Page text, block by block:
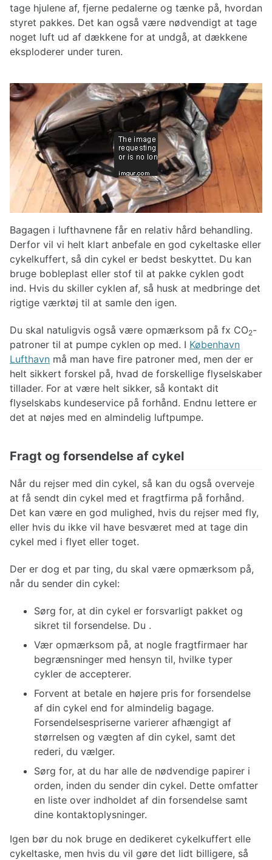
tage hjulene af, fjerne pedalerne og tænke på, hvordan
styret pakkes. Det kan også være nødvendigt at tage
noget luft ud af dækkene for at undgå, at dækkene
eksploderer under turen.
Bagagen i lufthavnene får en relativ hård behandling.
Derfor vil vi helt klart anbefale en god cykeltaske eller
cykelkuffert, så din cykel er bedst beskyttet. Du kan
bruge bobleplast eller stof til at pakke cyklen godt
ind. Hvis du skiller cyklen af, så husk at medbringe det
rigtige værktøj til at samle den igen.
Du skal natuligvis også være opmærksom på fx CO2-
patroner til at pumpe cyklen op med. I København
Lufthavn må man have fire patroner med, men der er
helt sikkert forskel på, hvad de forskellige flyselskaber
tillader. For at være helt sikker, så kontakt dit
flyselskabs kundeservice på forhånd. Endnu lettere er
det at nøjes med en almindelig luftpumpe.
Fragt og forsendelse af cykel
Når du rejser med din cykel, så kan du også overveje
at få sendt din cykel med et fragtfirma på forhånd.
Det kan være en god mulighed, hvis du rejser med fly,
eller hvis du ikke vil have besværet med at tage din
cykel med i flyet eller toget.
Der er dog et par ting, du skal være opmærksom på,
når du sender din cykel:
Sørg for, at din cykel er forsvarligt pakket og
sikret til forsendelse. Du .
Vær opmærksom på, at nogle fragtfirmaer har
begrænsninger med hensyn til, hvilke typer
cykler de accepterer.
Forvent at betale en højere pris for forsendelse
af din cykel end for almindelig bagage.
Forsendelsespriserne varierer afhængigt af
størrelsen og vægten af din cykel, samt det
rederi, du vælger.
Sørg for, at du har alle de nødvendige papirer i
orden, inden du sender din cykel. Dette omfatter
en liste over indholdet af din forsendelse samt
dine kontaktoplysninger.
Igen bør du nok bruge en dedikeret cykelkuffert elle
cykeltaske, men hvis du vil gøre det lidt billigere, så